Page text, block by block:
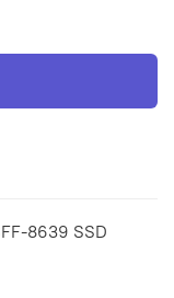
8639 SSD